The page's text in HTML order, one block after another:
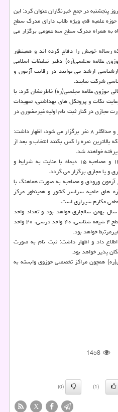
پنجشنبه در جمع خبرنگاران عنوان کرد: این
علمیه قم، ویژه طلاب دارای مدرک سطح
به همراه مدرک سطح سه عمومی برگزار می
خویش را دفاع کرده اند و همینطور
علامه مجلسی(ره) دفتر تبلیغات اسلامی
ارشد می توانند در رقابت آزمون و
حوزوی علامه مجلسی(ره) خاطرنشان کرد: با
نکات و پروتکل های بهداشتی، تمهیدات
مجازی در کنار ثبت نام اولیه غیرحضوری در
وی با بیان اینکه این دوره با حداقل ۳ نفر و حداکثر ۸ نفر برگزار می شود، اظهار داشت:
کنندگان در آزمون، ۱۶ نفر که بالاترین نمره را کس بکنند انتخاب و بعد از
خواهند شد.
وی افزود: آزمون ورودی ۱۰ دیماه ۱۳۹۹ و مصاحبه ۱۵ دیماه با عنایت به شرایط و
یا مجازی برگزار می گردد.
آزمون ورودی و مصاحبه به صورت هماهنگ با
های علمیه سراسر کشور و همینطور مرکز
مکارم شیرازی است.
بهمن سالجاری خواهد بود و تعداد واحد
درسی تعریف شده برای دوره تخصصی سطح ۴ شیعه شناسی، ۴۰ واحد درسی، ۲۰ واحد
داد و اظهار داشت: ثبت نام به صورت
همچون مراکز تخصصی حوزوی وابسته به
1458
(1)
(0)
X